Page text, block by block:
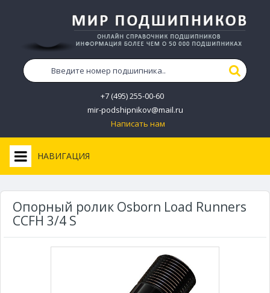
+7 (495) 255-00-60
mir-podshipnikov@mail.ru
Написать нам
НАВИГАЦИЯ
Опорный ролик Osborn Load Runners
CCFH 3/4 S